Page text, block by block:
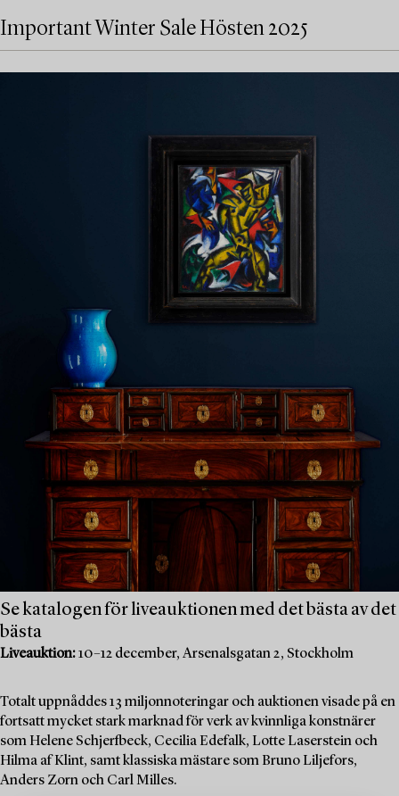
Important Winter Sale Hösten 2025
Se katalogen för liveauktionen med det bästa av det
bästa
Liveauktion:10–12 december, Arsenalsgatan 2, Stockholm
Totalt uppnåddes 13 miljonnoteringar och auktionen visade på en
fortsatt mycket stark marknad för verk av kvinnliga konstnärer
som Helene Schjerfbeck, Cecilia Edefalk, Lotte Laserstein och
Hilma af Klint, samt klassiska mästare som Bruno Liljefors,
Anders Zorn och Carl Milles.